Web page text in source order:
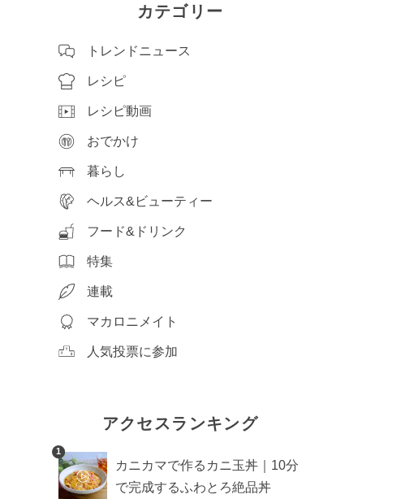
カテゴリー
トレンドニュース
レシピ
レシピ動画
おでかけ
暮らし
ヘルス&ビューティー
フード&ドリンク
特集
連載
マカロニメイト
人気投票に参加
アクセスランキング
1
カニカマで作るカニ玉丼｜10分
で完成するふわとろ絶品丼